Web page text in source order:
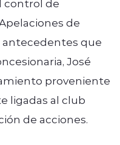
control de
de
antecedentes que
José
proveniente
ligadas al club
de acciones.